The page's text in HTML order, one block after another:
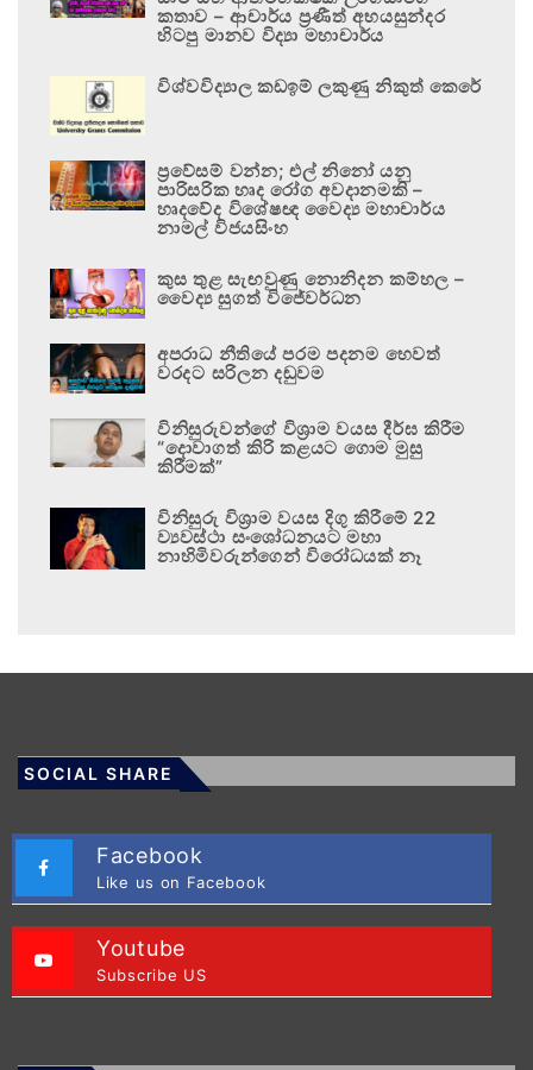
කතාව – ආචාර්ය ප්‍රණීත් අභයසුන්දර
හිටපු මානව විද්‍යා මහාචාර්ය
විශ්වවිද්‍යාල කඩඉම් ලකුණු නිකුත් කෙරේ
ප්‍රවේසම් වන්න; එල් නිනෝ යනු
පාරිසරික හෘද රෝග අවදානමකි –
හෘදවේද විශේෂඥ වෛද්‍ය මහාචාර්ය
නාමල් විජයසිංහ
කුස තුළ සැඟවුණු නොනිදන කම්හල –
වෛද්‍ය සුගත් විජේවර්ධන
අපරාධ නීතියේ පරම පදනම හෙවත්
වරදට සරිලන දඬුවම
විනිසුරුවන්ගේ විශ්‍රාම වයස දීර්ඝ කිරීම
“දොවාගත් කිරි කළයට ගොම මුසු
කිරීමක්”
විනිසුරු විශ්‍රාම වයස දිගු කිරීමේ 22
ව්‍යවස්ථා සංශෝධනයට මහා
නාහිමිවරුන්ගෙන් විරෝධයක් නෑ
SOCIAL SHARE
Facebook
Like us on Facebook
Youtube
Subscribe US